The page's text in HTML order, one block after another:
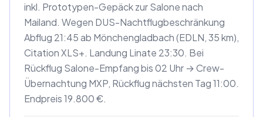
inkl. Prototypen-Gepäck zur Salone nach
Mailand. Wegen DUS-Nachtflugbeschränkung
Abflug 21:45 ab Mönchengladbach (EDLN, 35 km),
Citation XLS+. Landung Linate 23:30. Bei
Rückflug Salone-Empfang bis 02 Uhr → Crew-
Übernachtung MXP, Rückflug nächsten Tag 11:00.
Endpreis 19.800 €.